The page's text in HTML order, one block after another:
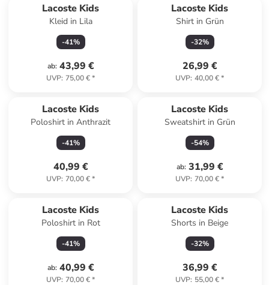
Lacoste Kids
Kleid in Lila
-41%
ab: 43,99 €
UVP: 75,00 €*
Lacoste Kids
Shirt in Grün
-32%
26,99 €
UVP: 40,00 €*
Lacoste Kids
Poloshirt in Anthrazit
-41%
40,99 €
UVP: 70,00 €*
Lacoste Kids
Sweatshirt in Grün
-54%
ab: 31,99 €
UVP: 70,00 €*
Lacoste Kids
Poloshirt in Rot
-41%
ab: 40,99 €
UVP: 70,00 €*
Lacoste Kids
Shorts in Beige
-32%
36,99 €
UVP: 55,00 €*